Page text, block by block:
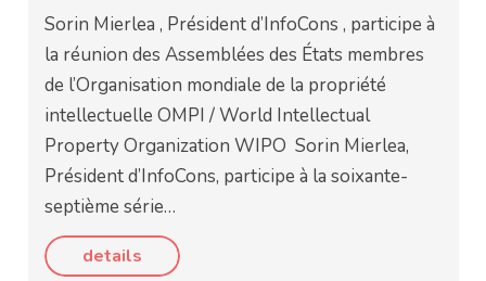
Sorin Mierlea , Président d’InfoCons , participe à
la réunion des Assemblées des États membres
de l’Organisation mondiale de la propriété
intellectuelle OMPI / World Intellectual
Property Organization WIPO Sorin Mierlea,
Président d’InfoCons, participe à la soixante-
septième série…
details